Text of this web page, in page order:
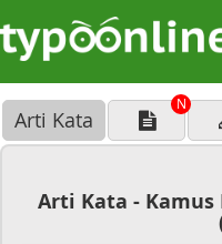
Arti Kata
N
Arti Kata - Kamus